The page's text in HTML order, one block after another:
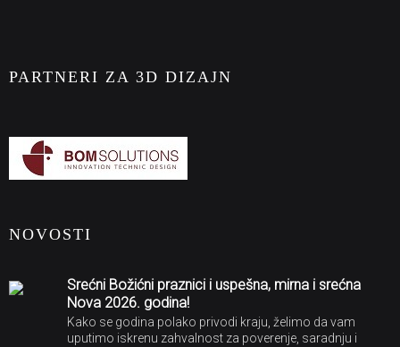
PARTNERI ZA 3D DIZAJN
NOVOSTI
Srećni Božićni praznici i uspešna, mirna i srećna
Nova 2026. godina!
Kako se godina polako privodi kraju, želimo da vam
uputimo iskrenu zahvalnost za poverenje, saradnju i